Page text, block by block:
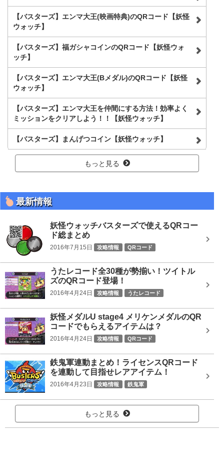
【バスターズ】エンマ大王(映画特典)のQRコード【妖怪
ウォッチ】
【バスターズ】福ガシャコインのQRコード【妖怪ウォ
ッチ】
【バスターズ】エンマ大王(Bメダル)のQRコード【妖怪
ウォッチ】
【バスターズ】エンマ大王を仲間にする方法！効率よく
ミッションをクリアしよう！！【妖怪ウォッチ】
【バスターズ】まんげつコイン【妖怪ウォッチ】
もっと見る
最新情報
妖怪ウォッチバスターズで使えるQRコー
ド総まとめ
2016年7月15日 攻略情報 QRコード
うたレコード全30種が勢揃い！ツイトル
ズのQRコード登場！
2016年4月24日 攻略情報 うたレコード
妖怪メダルU stage4 メリケンメダルのQR
コードでもらえるアイテムは？
2016年4月24日 攻略情報 QRコード
鉄鬼軍連動まとめ！ライセンスQRコード
を連動して目指せレアアイテム！
2016年4月23日 攻略情報 鉄鬼軍
もっと見る